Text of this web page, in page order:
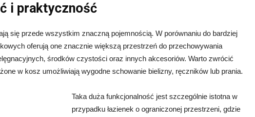
i praktyczność
się przede wszystkim znaczną pojemnością. W porównaniu do bardziej
oferują one znacznie większą przestrzeń do przechowywania
środków czystości oraz innych akcesoriów. Warto zwrócić
w kosz umożliwiają wygodne schowanie bielizny, ręczników lub prania.
Taka duża funkcjonalność jest szczególnie istotna w
przypadku łazienek o ograniczonej przestrzeni, gdzie